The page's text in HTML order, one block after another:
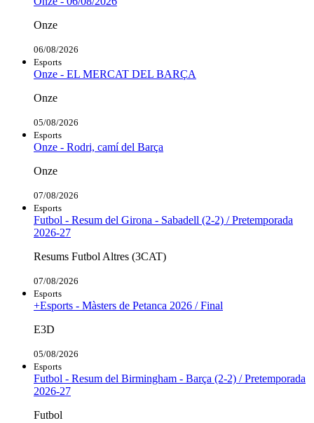
Onze
06/08/2026
Esports
Onze - EL MERCAT DEL BARÇA
Onze
05/08/2026
Esports
Onze - Rodri, camí del Barça
Onze
07/08/2026
Esports
Futbol - Resum del Girona - Sabadell (2-2) / Pretemporada
2026-27
Resums Futbol Altres (3CAT)
07/08/2026
Esports
+Esports - Màsters de Petanca 2026 / Final
E3D
05/08/2026
Esports
Futbol - Resum del Birmingham - Barça (2-2) / Pretemporada
2026-27
Futbol